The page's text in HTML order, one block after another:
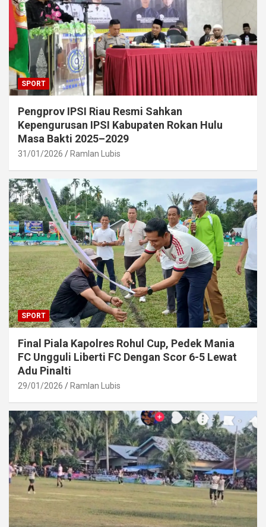
SPORT
Pengprov IPSI Riau Resmi Sahkan
Kepengurusan IPSI Kabupaten Rokan Hulu
Masa Bakti 2025–2029
31/01/2026 Ramlan Lubis
SPORT
Final Piala Kapolres Rohul Cup, Pedek Mania
FC Ungguli Liberti FC Dengan Scor 6-5 Lewat
Adu Pinalti
29/01/2026 Ramlan Lubis